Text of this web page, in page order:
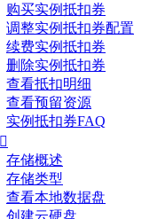
购买实例抵扣券
调整实例抵扣券配置
续费实例抵扣券
删除实例抵扣券
查看抵扣明细
查看预留资源
实例抵扣券FAQ

存储概述
存储类型
查看本地数据盘
创建云硬盘